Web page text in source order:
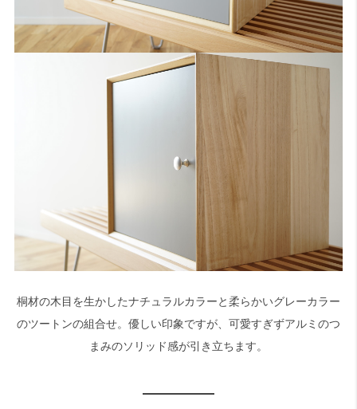
桐材の木目を生かしたナチュラルカラーと柔らかいグレーカラー
のツートンの組合せ。優しい印象ですが、可愛すぎずアルミのつ
まみのソリッド感が引き立ちます。